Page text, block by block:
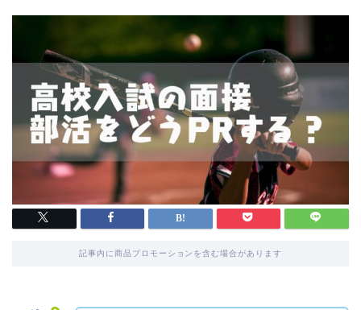
記事内に商品プロモーションを含む場合があります